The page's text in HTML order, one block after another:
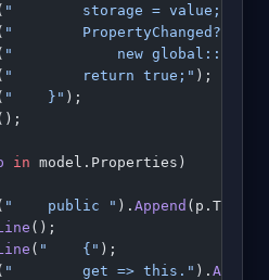
"        storage = value;"
"
"            new
"        return true;" );
"    }" );
in model.Properties)
"    public " ). Append
();
( "    {" );
"        get => this." ). Append